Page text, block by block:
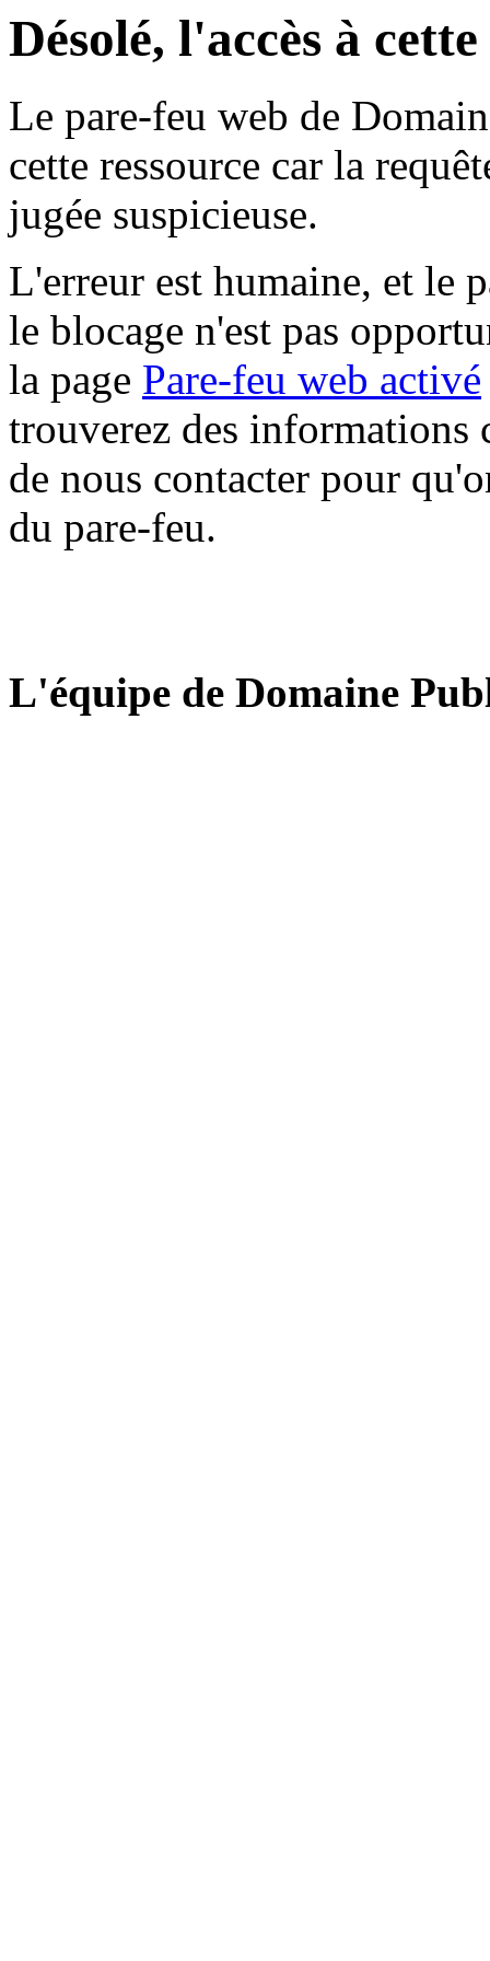
Désolé, l'accès à
Le pare-feu web de
cette ressource car la
jugée suspicieuse.
L'erreur est humaine, et le
le blocage n'est pas
la page Pare-feu web activé
trouverez des informations
de nous contacter pour
du pare-feu.
L'équipe de Domaine